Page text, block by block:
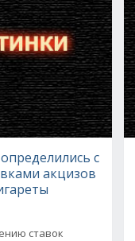
с
акцизов
ставок